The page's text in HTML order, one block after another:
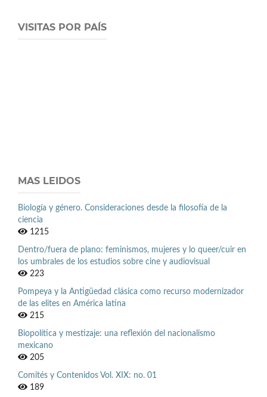
VISITAS POR PAÍS
MAS LEIDOS
Biología y género. Consideraciones desde la filosofía de la
ciencia
1215
Dentro/fuera de plano: feminismos, mujeres y lo queer/cuir en
los umbrales de los estudios sobre cine y audiovisual
223
Pompeya y la Antigüedad clásica como recurso modernizador
de las elites en América latina
215
Biopolítica y mestizaje: una reflexión del nacionalismo
mexicano
205
Comités y Contenidos Vol. XIX: no. 01
189